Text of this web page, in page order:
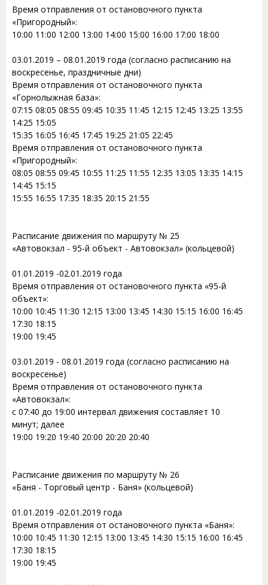
Время отправления от остановочного пункта
«Пригородный»:
10:00 11:00 12:00 13:00 14:00 15:00 16:00 17:00 18:00
03.01.2019 – 08.01.2019 года (согласно расписанию на
воскресенье, праздничные дни)
Время отправления от остановочного пункта
«Горнолыжная база»:
07:15 08:05 08:55 09:45 10:35 11:45 12:15 12:45 13:25 13:55
14:25 15:05
15:35 16:05 16:45 17:45 19:25 21:05 22:45
Время отправления от остановочного пункта
«Пригородный»:
08:05 08:55 09:45 10:55 11:25 11:55 12:35 13:05 13:35 14:15
14:45 15:15
15:55 16:55 17:35 18:35 20:15 21:55
Расписание движения по маршруту № 25
«Автовокзал - 95-й объект - Автовокзал» (кольцевой)
01.01.2019 -02.01.2019 года
Время отправления от остановочного пункта «95-й
объект»:
10:00 10:45 11:30 12:15 13:00 13:45 14:30 15:15 16:00 16:45
17:30 18:15
19:00 19:45
03.01.2019 - 08.01.2019 года (согласно расписанию на
воскресенье)
Время отправления от остановочного пункта
«Автовокзал»:
с 07:40 до 19:00 интервал движения составляет 10
минут; далее
19:00 19:20 19:40 20:00 20:20 20:40
Расписание движения по маршруту № 26
«Баня - Торговый центр - Баня» (кольцевой)
01.01.2019 -02.01.2019 года
Время отправления от остановочного пункта «Баня»:
10:00 10:45 11:30 12:15 13:00 13:45 14:30 15:15 16:00 16:45
17:30 18:15
19:00 19:45